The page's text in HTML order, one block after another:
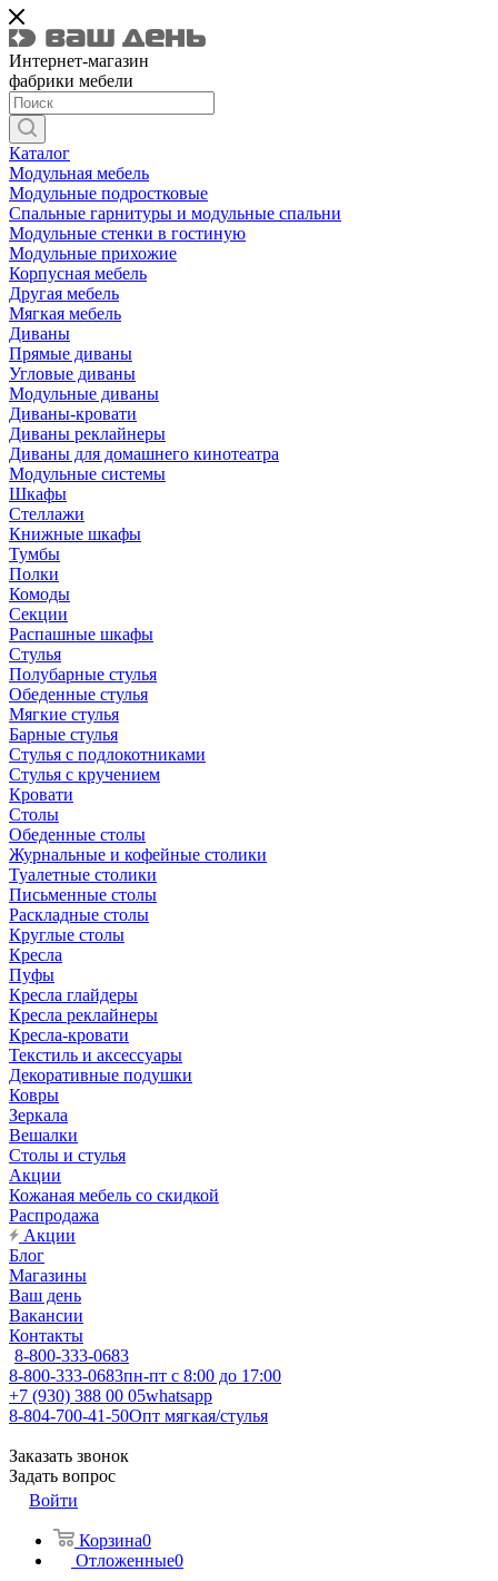
Интернет-магазин
фабрики мебели
Каталог
Модульная мебель
Модульные подростковые
Спальные гарнитуры и модульные спальни
Модульные стенки в гостиную
Модульные прихожие
Корпусная мебель
Другая мебель
Мягкая мебель
Диваны
Прямые диваны
Угловые диваны
Модульные диваны
Диваны-кровати
Диваны реклайнеры
Диваны для домашнего кинотеатра
Модульные системы
Шкафы
Стеллажи
Книжные шкафы
Тумбы
Полки
Комоды
Секции
Распашные шкафы
Стулья
Полубарные стулья
Обеденные стулья
Мягкие стулья
Барные стулья
Стулья с подлокотниками
Стулья с кручением
Кровати
Столы
Обеденные столы
Журнальные и кофейные столики
Туалетные столики
Письменные столы
Раскладные столы
Круглые столы
Кресла
Пуфы
Кресла глайдеры
Кресла реклайнеры
Кресла-кровати
Текстиль и аксессуары
Декоративные подушки
Ковры
Зеркала
Вешалки
Столы и стулья
Акции
Кожаная мебель со скидкой
Распродажа
Акции
Блог
Магазины
Ваш день
Вакансии
Контакты
8-800-333-0683
8-800-333-0683пн-пт с 8:00 до 17:00
+7 (930) 388 00 05whatsapp
8-804-700-41-50Опт мягкая/стулья
Заказать звонок
Задать вопрос
Войти
Корзина0
Отложенные0